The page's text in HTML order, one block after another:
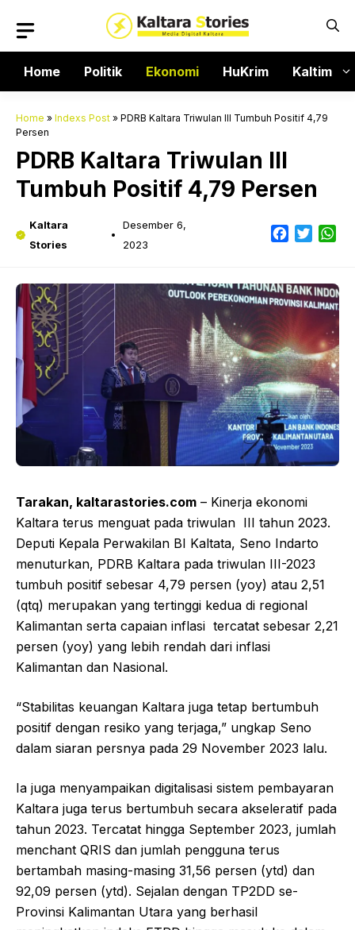
isi
Home
Politik Ekonomi HuKrim Kaltim
Home » Indexs Post » PDRB Kaltara Triwulan III Tumbuh Positif 4,79
Persen
PDRB Kaltara Triwulan III
Tumbuh Positif 4,79 Persen
Kaltara
Stories
Desember 6,
2023
Facebook
Twitter
Tarakan, kaltarastories.com – Kinerja ekonomi
Kaltara terus menguat pada triwulan III tahun 2023.
Deputi Kepala Perwakilan BI Kaltata, Seno Indarto
menuturkan, PDRB Kaltara pada triwulan III-2023
tumbuh positif sebesar 4,79 persen (yoy) atau 2,51
(qtq) merupakan yang tertinggi kedua di regional
Kalimantan serta capaian inflasi tercatat sebesar 2,21
persen (yoy) yang lebih rendah dari inflasi
Kalimantan dan Nasional.
“Stabilitas keuangan Kaltara juga tetap bertumbuh
positif dengan resiko yang terjaga,” ungkap Seno
dalam siaran persnya pada 29 November 2023 lalu.
Ia juga menyampaikan digitalisasi sistem pembayaran
Kaltara juga terus bertumbuh secara akseleratif pada
tahun 2023. Tercatat hingga September 2023, jumlah
menchant QRIS dan jumlah pengguna terus
bertambah masing-masing 31,56 persen (ytd) dan
92,09 persen (ytd). Sejalan dengan TP2DD se-
Provinsi Kalimantan Utara yang berhasil